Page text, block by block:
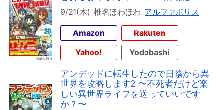
9/21(木) 椎名ほわほわ アルファポリス
Amazon
Rakuten
Yahoo!
Yodobashi
アンデッドに転生したので日陰から異
世界を攻略します2 〜不死者だけど楽
しい異世界ライフを送っていいです
か？〜